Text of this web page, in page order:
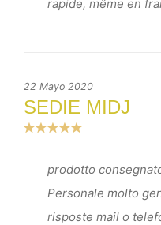
rapide, même en
22 Mayo 2020
SEDIE MIDJ
prodotto
Personale molto
risposte mail o